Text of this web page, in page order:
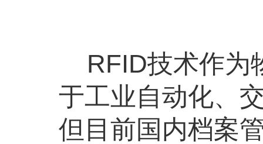
RFID技术作为
于工业自动化、
但目前国内档案